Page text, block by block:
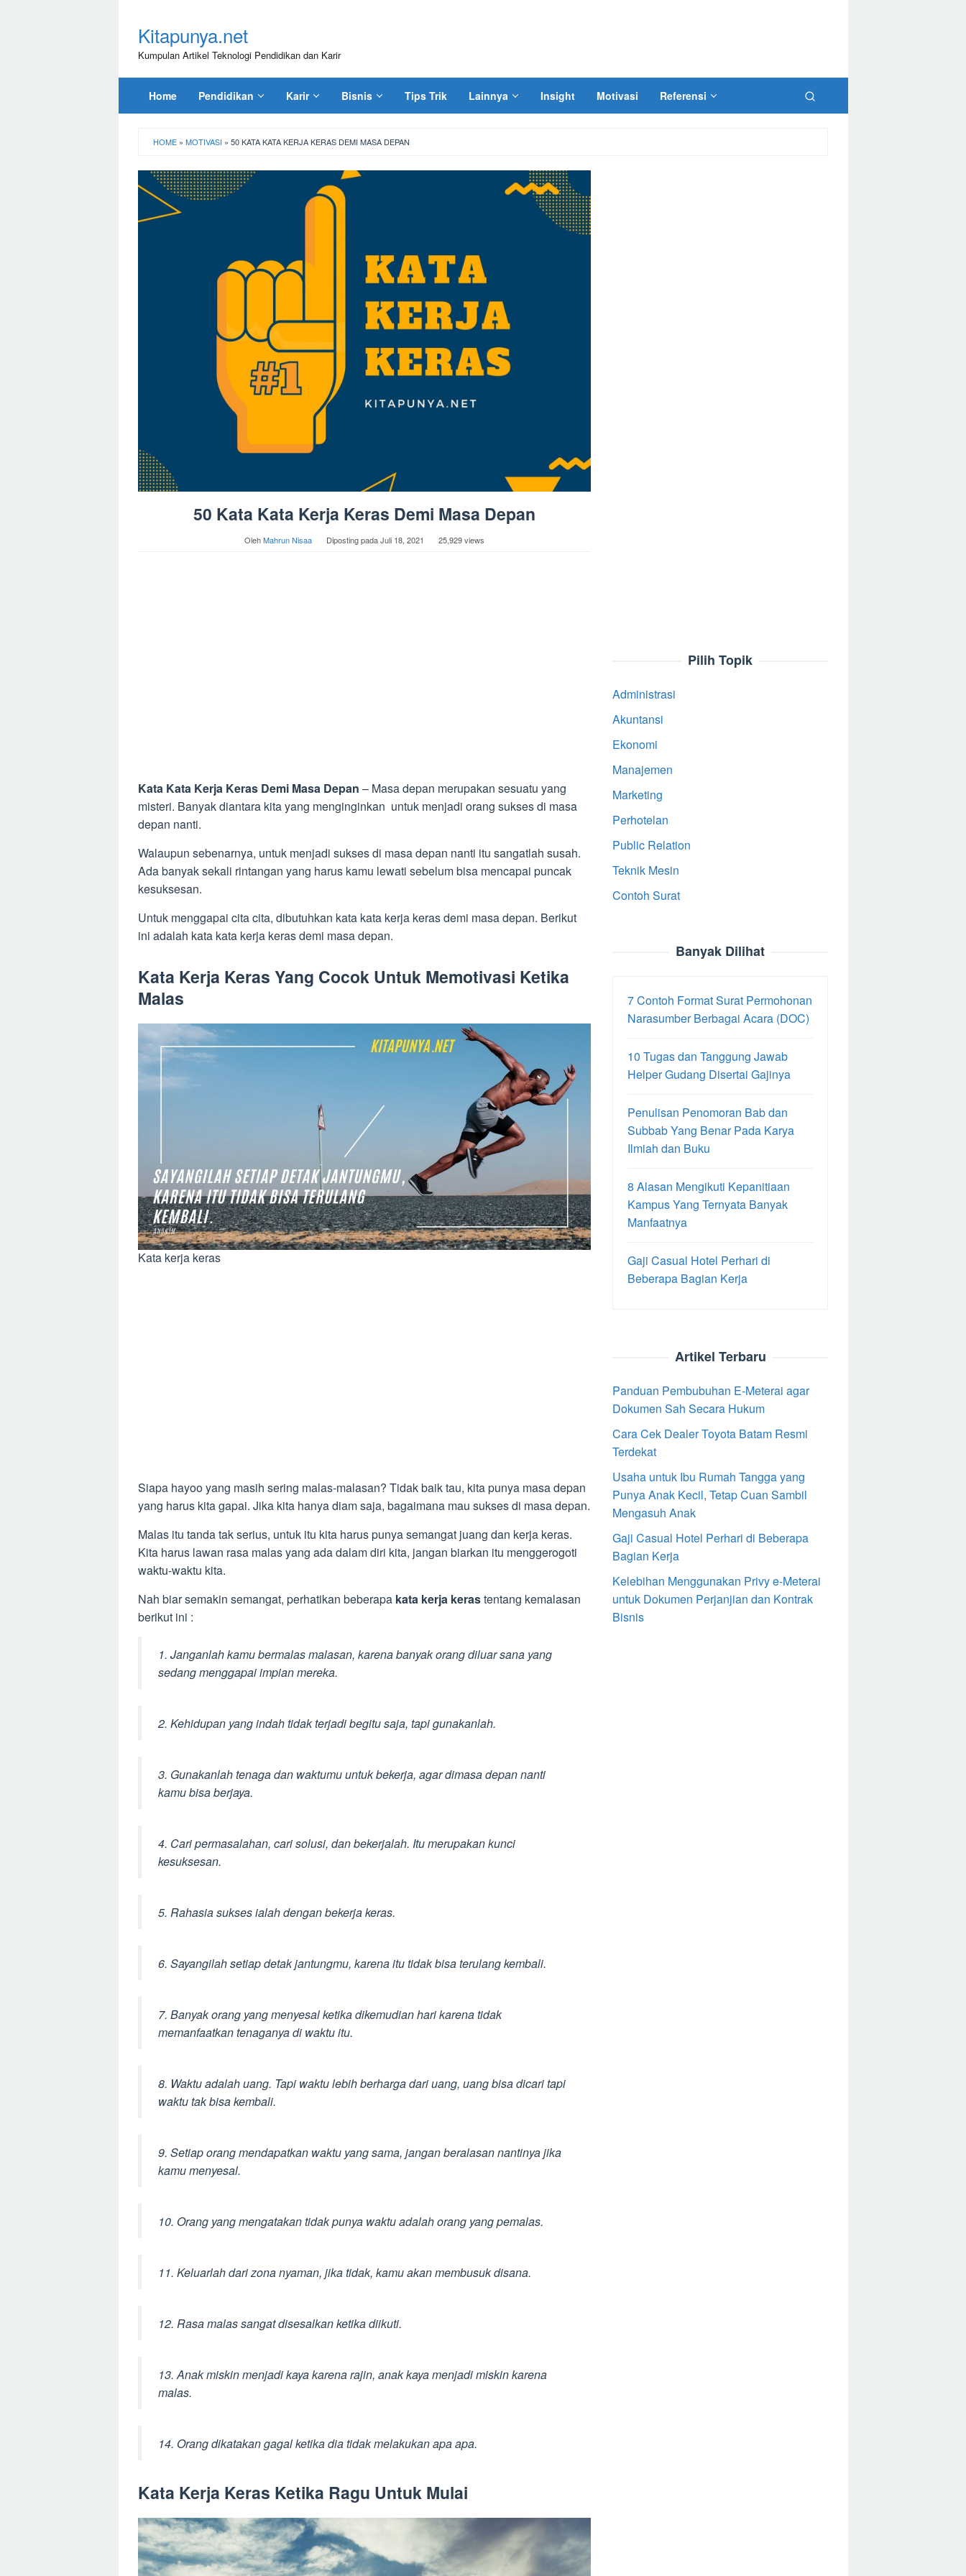
kontenKitapunya.net
Kumpulan Artikel Teknologi Pendidikan dan Karir
Home Pendidikan Karir Bisnis Tips Trik Lainnya Insight Motivasi Referensi
HOME » MOTIVASI » 50 KATA KATA KERJA KERAS DEMI MASA DEPAN
50 Kata Kata Kerja Keras Demi Masa Depan
OlehMahrun Nisaa Diposting padaJuli 18, 2021 25,929 views
Kata Kata Kerja Keras Demi Masa Depan – Masa depan merupakan sesuatu yang
misteri. Banyak diantara kita yang menginginkan untuk menjadi orang sukses di masa
depan nanti.
Walaupun sebenarnya, untuk menjadi sukses di masa depan nanti itu sangatlah susah.
Ada banyak sekali rintangan yang harus kamu lewati sebelum bisa mencapai puncak
kesuksesan.
Untuk menggapai cita cita, dibutuhkan kata kata kerja keras demi masa depan. Berikut
ini adalah kata kata kerja keras demi masa depan.
Kata Kerja Keras Yang Cocok Untuk Memotivasi Ketika
Malas
Kata kerja keras
Siapa hayoo yang masih sering malas-malasan? Tidak baik tau, kita punya masa depan
yang harus kita gapai. Jika kita hanya diam saja, bagaimana mau sukses di masa depan.
Malas itu tanda tak serius, untuk itu kita harus punya semangat juang dan kerja keras.
Kita harus lawan rasa malas yang ada dalam diri kita, jangan biarkan itu menggerogoti
waktu-waktu kita.
Nah biar semakin semangat, perhatikan beberapa kata kerja kerastentang kemalasan
berikut ini :
1. Janganlah kamu bermalas malasan, karena banyak orang diluar sana yang
sedang menggapai impian mereka.
2. Kehidupan yang indah tidak terjadi begitu saja, tapi gunakanlah.
3. Gunakanlah tenaga dan waktumu untuk bekerja, agar dimasa depan nanti
kamu bisa berjaya.
4. Cari permasalahan, cari solusi, dan bekerjalah. Itu merupakan kunci
kesuksesan.
5. Rahasia sukses ialah dengan bekerja keras.
6. Sayangilah setiap detak jantungmu, karena itu tidak bisa terulang kembali.
7. Banyak orang yang menyesal ketika dikemudian hari karena tidak
memanfaatkan tenaganya di waktu itu.
8. Waktu adalah uang. Tapi waktu lebih berharga dari uang, uang bisa dicari tapi
waktu tak bisa kembali.
9. Setiap orang mendapatkan waktu yang sama, jangan beralasan nantinya jika
kamu menyesal.
10. Orang yang mengatakan tidak punya waktu adalah orang yang pemalas.
11. Keluarlah dari zona nyaman, jika tidak, kamu akan membusuk disana.
12. Rasa malas sangat disesalkan ketika diikuti.
13. Anak miskin menjadi kaya karena rajin, anak kaya menjadi miskin karena
malas.
14. Orang dikatakan gagal ketika dia tidak melakukan apa apa.
Kata Kerja Keras Ketika Ragu Untuk Mulai
Pilih Topik
Administrasi
Akuntansi
Ekonomi
Manajemen
Marketing
Perhotelan
Public Relation
Teknik Mesin
Contoh Surat
Banyak Dilihat
7 Contoh Format Surat Permohonan
Narasumber Berbagai Acara (DOC)
10 Tugas dan Tanggung Jawab
Helper Gudang Disertai Gajinya
Penulisan Penomoran Bab dan
Subbab Yang Benar Pada Karya
Ilmiah dan Buku
8 Alasan Mengikuti Kepanitiaan
Kampus Yang Ternyata Banyak
Manfaatnya
Gaji Casual Hotel Perhari di
Beberapa Bagian Kerja
Artikel Terbaru
Panduan Pembubuhan E-Meterai agar
Dokumen Sah Secara Hukum
Cara Cek Dealer Toyota Batam Resmi
Terdekat
Usaha untuk Ibu Rumah Tangga yang
Punya Anak Kecil, Tetap Cuan Sambil
Mengasuh Anak
Gaji Casual Hotel Perhari di Beberapa
Bagian Kerja
Kelebihan Menggunakan Privy e-Meterai
untuk Dokumen Perjanjian dan Kontrak
Bisnis